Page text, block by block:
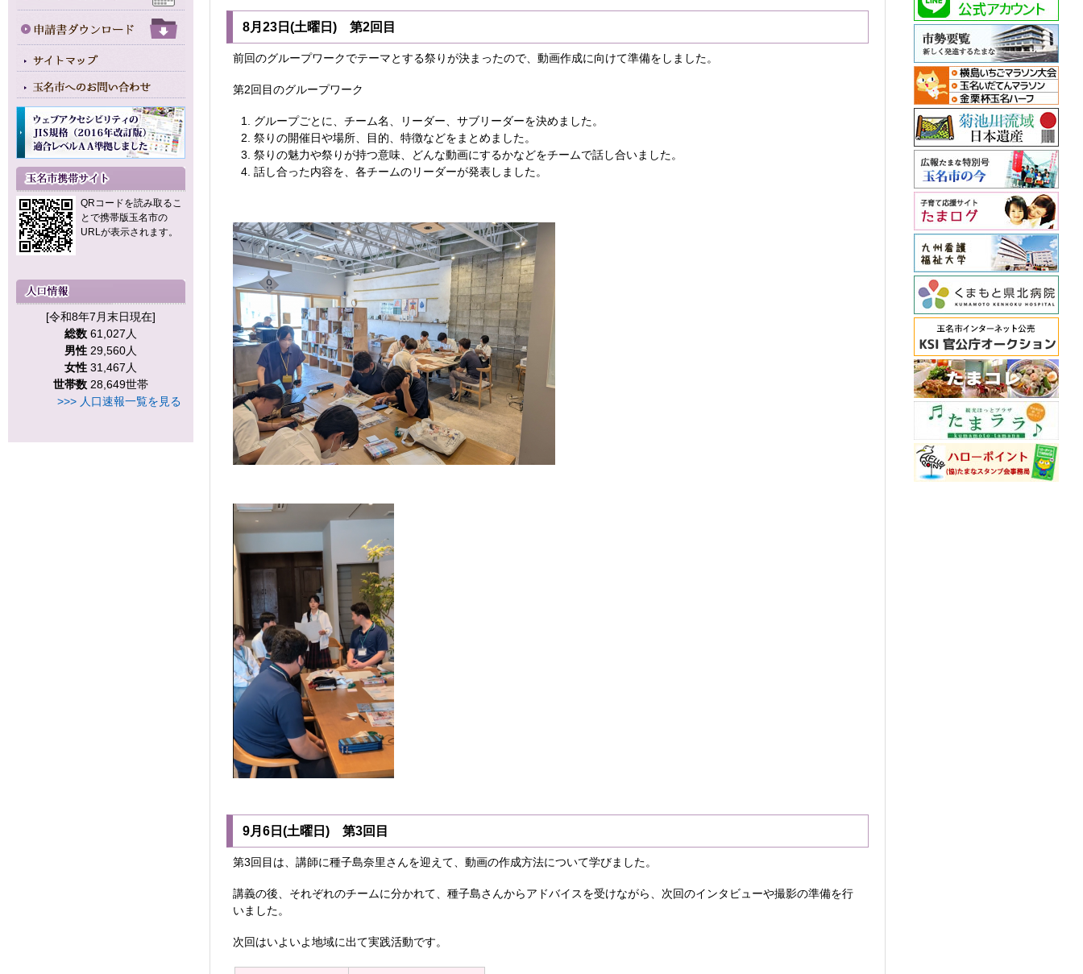
QRコードを読み取るこ
とで携帯版玉名市の
URLが表示されます。
[令和8年7月末日現在]
総数 61,027人
男性 29,560人
女性 31,467人
世帯数 28,649世帯
>>> 人口速報一覧を見る
8月23日(土曜日) 第2回目
前回のグループワークでテーマとする祭りが決まったので、動画作成に向けて準備をしました。
第2回目のグループワーク
グループごとに、チーム名、リーダー、サブリーダーを決めました。
祭りの開催日や場所、目的、特徴などをまとめました。
祭りの魅力や祭りが持つ意味、どんな動画にするかなどをチームで話し合いました。
話し合った内容を、各チームのリーダーが発表しました。
9月6日(土曜日) 第3回目
第3回目は、講師に種子島奈里さんを迎えて、動画の作成方法について学びました。
講義の後、それぞれのチームに分かれて、種子島さんからアドバイスを受けながら、次回のインタビューや撮影の準備を行
いました。
次回はいよいよ地域に出て実践活動です。